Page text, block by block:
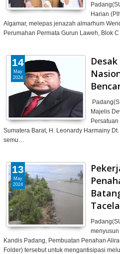
Harian
Algamar, melepas jenazah almarhum
Perumahan Permata Gurun Laweh, Blok
Majelis
Persatuan
Sumatera Barat, H. Leonardy Harmainy
semu…
14
May
2024
Kandis Padang, Pembuatan Penahan
Folder) tersebut untuk mengantisipasi
13
May
2024